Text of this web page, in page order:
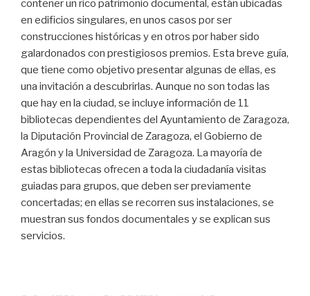
contener un rico patrimonio documental, están ubicadas
en edificios singulares, en unos casos por ser
construcciones históricas y en otros por haber sido
galardonados con prestigiosos premios. Esta breve guía,
que tiene como objetivo presentar algunas de ellas, es
una invitación a descubrirlas. Aunque no son todas las
que hay en la ciudad, se incluye información de 11
bibliotecas dependientes del Ayuntamiento de Zaragoza,
la Diputación Provincial de Zaragoza, el Gobierno de
Aragón y la Universidad de Zaragoza. La mayoría de
estas bibliotecas ofrecen a toda la ciudadanía visitas
guiadas para grupos, que deben ser previamente
concertadas; en ellas se recorren sus instalaciones, se
muestran sus fondos documentales y se explican sus
servicios.